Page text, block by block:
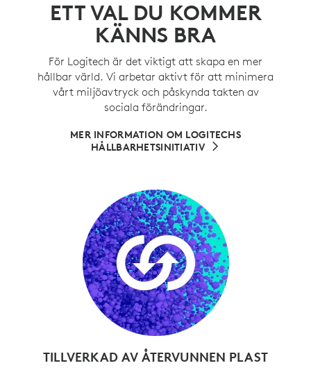
ETT VAL DU KOMMER
KÄNNS BRA
För Logitech är det viktigt att skapa en mer
hållbar värld. Vi arbetar aktivt för att minimera
vårt miljöavtryck och påskynda takten av
sociala förändringar.
MER INFORMATION OM LOGITECHS
HÅLLBARHETSINITIATIV
TILLVERKAD AV ÅTERVUNNEN PLAST